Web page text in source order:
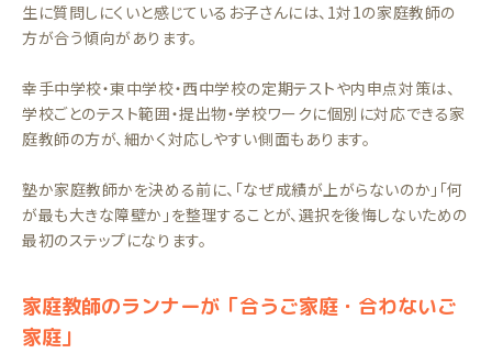
生に質問しにくいと感じているお子さんには、1対1の家庭教師の
方が合う傾向があります。
幸手中学校・東中学校・西中学校の定期テストや内申点対策は、
学校ごとのテスト範囲・提出物・学校ワークに個別に対応できる家
庭教師の方が、細かく対応しやすい側面もあります。
塾か家庭教師かを決める前に、「なぜ成績が上がらないのか」「何
が最も大きな障壁か」を整理することが、選択を後悔しないための
最初のステップになります。
家庭教師のランナーが「合うご家庭・合わないご
家庭」